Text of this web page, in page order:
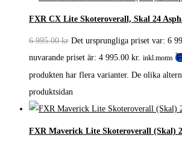
FXR CX Lite Skoteroverall, Skal 24
6 995.00kr Det ursprungliga priset var: 6
nuvarande priset är: 4 995.00 kr. inkl.moms
produkten har flera varianter. De olika
produktsidan
FXR Maverick Lite Skoteroverall (Skal)